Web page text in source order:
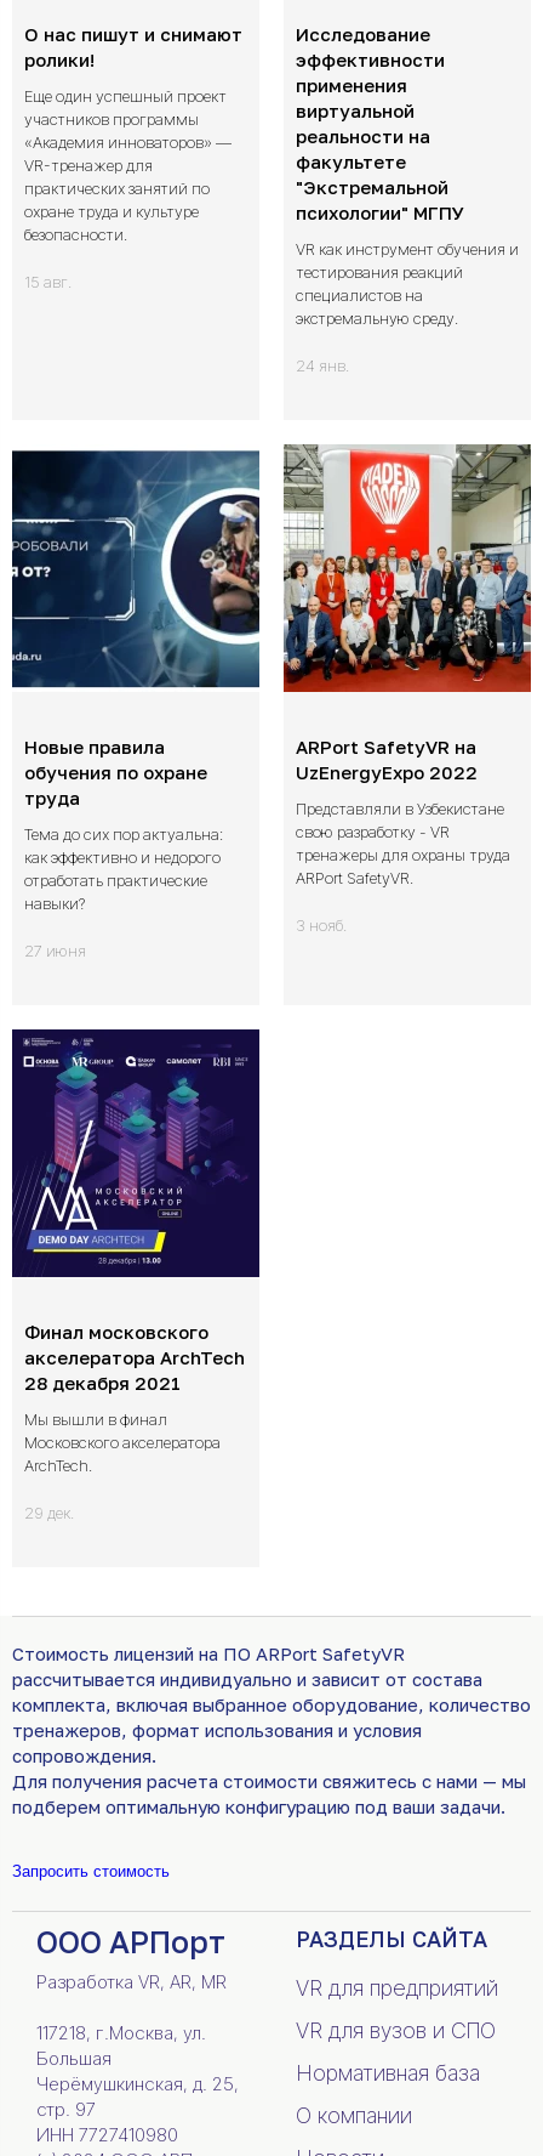
О нас пишут и снимают
ролики!
Еще один успешный проект
участников программы
«Академия инноваторов» —
VR-тренажер для
практических занятий по
охране труда и культуре
безопасности.
15 авг.
Исследование
эффективности
применения
виртуальной
реальности на
факультете
"Экстремальной
психологии" МГПУ
VR как инструмент обучения и
тестирования реакций
специалистов на
экстремальную среду.
24 янв.
Новые правила
обучения по охране
труда
Тема до сих пор актуальна:
как эффективно и недорого
отработать практические
навыки?
27 июня
ARPort SafetyVR на
UzEnergyExpo 2022
Представляли в Узбекистане
свою разработку - VR
тренажеры для охраны труда
ARPort SafetyVR.
3 нояб.
Финал московского
акселератора ArchTech
28 декабря 2021
Мы вышли в финал
Московского акселератора
ArchTech.
29 дек.
Стоимость лицензий на ПО ARPort SafetyVR
рассчитывается индивидуально и зависит от состава
комплекта, включая выбранное оборудование, количество
тренажеров, формат использования и условия
сопровождения.
Для получения расчета стоимости свяжитесь с нами — мы
подберем оптимальную конфигурацию под ваши задачи.
Запросить стоимость
ООО АРПорт
Разработка VR, AR, MR
117218, г.Москва, ул.
Большая
Черёмушкинская, д. 25,
стр. 97
ИНН 7727410980
РАЗДЕЛЫ САЙТА
VR для предприятий
VR для вузов и СПО
Нормативная база
О компании